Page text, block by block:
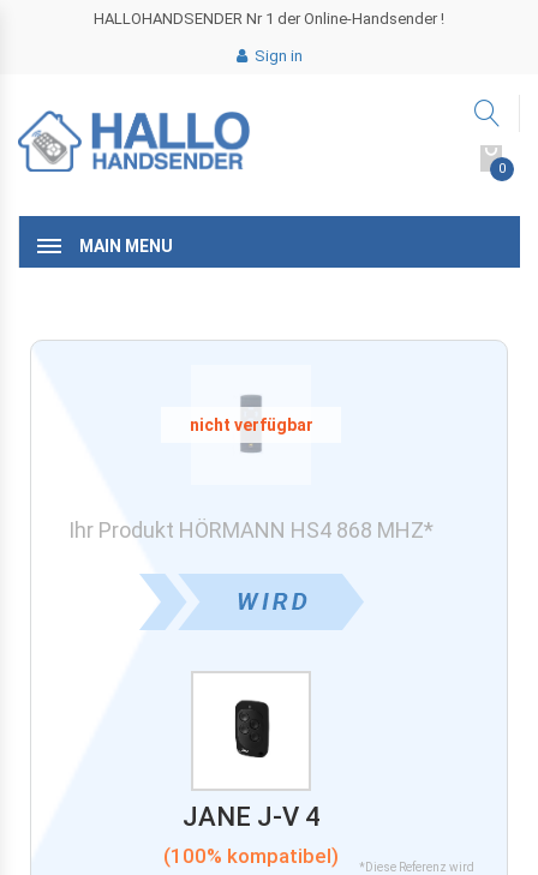
HALLOHANDSENDER Nr 1 der Online-Handsender !
Sign in
0
MAIN MENU
Ihr Produkt HÖRMANN HS4 868 MHZ*
JANE J-V 4
(100% kompatibel)
*Diese Referenz wird